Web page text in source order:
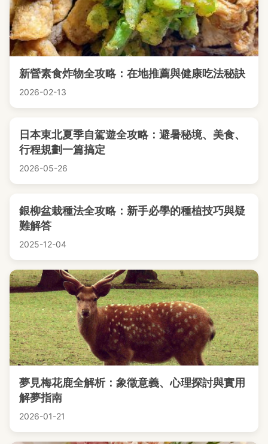
新營素食炸物全攻略：在地推薦與健康吃法秘訣
2026-02-13
日本東北夏季自駕遊全攻略：避暑秘境、美食、
行程規劃一篇搞定
2026-05-26
銀柳盆栽種法全攻略：新手必學的種植技巧與疑
難解答
2025-12-04
夢見梅花鹿全解析：象徵意義、心理探討與實用
解夢指南
2026-01-21